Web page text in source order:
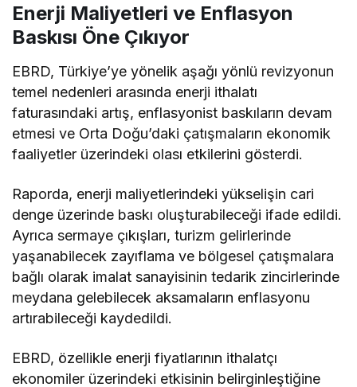
Enerji Maliyetleri ve Enflasyon
Baskısı Öne Çıkıyor
EBRD, Türkiye’ye yönelik aşağı yönlü revizyonun
temel nedenleri arasında enerji ithalatı
faturasındaki artış, enflasyonist baskıların devam
etmesi ve Orta Doğu’daki çatışmaların ekonomik
faaliyetler üzerindeki olası etkilerini gösterdi.
Raporda, enerji maliyetlerindeki yükselişin cari
denge üzerinde baskı oluşturabileceği ifade edildi.
Ayrıca sermaye çıkışları, turizm gelirlerinde
yaşanabilecek zayıflama ve bölgesel çatışmalara
bağlı olarak imalat sanayisinin tedarik zincirlerinde
meydana gelebilecek aksamaların enflasyonu
artırabileceği kaydedildi.
EBRD, özellikle enerji fiyatlarının ithalatçı
ekonomiler üzerindeki etkisinin belirginleştiğine